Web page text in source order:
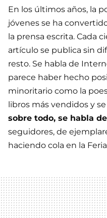
En los últimos años, la
jóvenes se ha
la prensa escrita. Cada
artículo se publica sin
resto. Se habla de
parece haber hecho
minoritario como la
libros más vendidos y
sobre todo, se habla
seguidores, de
haciendo cola en la